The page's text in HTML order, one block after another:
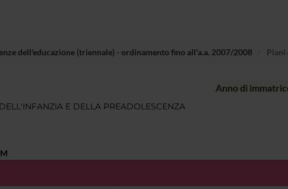
dell'educazione (triennale) - ordinamento fino all'a.a. 2007/2008
Anno di
E DELLA PREADOLESCENZA